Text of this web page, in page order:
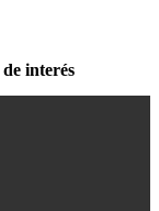
interés